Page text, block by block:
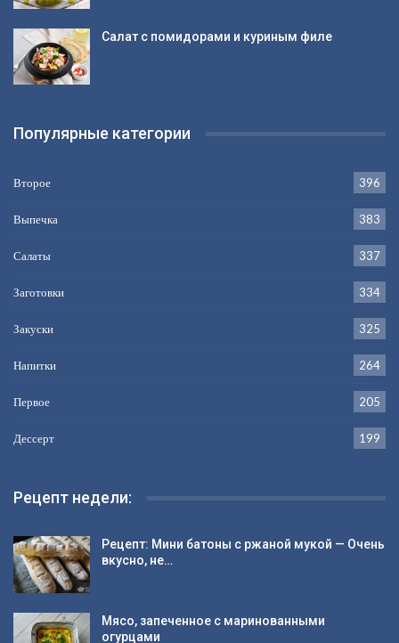
Салат с помидорами и куриным филе
Популярные категории
Второе 396
Выпечка 383
Салаты 337
Заготовки 334
Закуски 325
Напитки 264
Первое 205
Дессерт 199
Рецепт недели:
Рецепт: Мини батоны с ржаной мукой — Очень
вкусно, не…
Мясо, запеченное с маринованными
огурцами